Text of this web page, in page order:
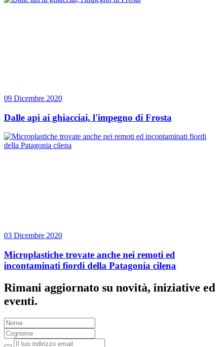
09 Dicembre 2020
Dalle api ai ghiacciai, l'impegno di Frosta
03 Dicembre 2020
Microplastiche trovate anche nei remoti ed
incontaminati fiordi della Patagonia cilena
Rimani aggiornato su novità, iniziative ed
eventi.